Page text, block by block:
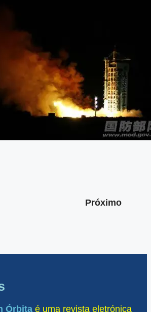
Próximo
Órbita é uma revista eletrónica